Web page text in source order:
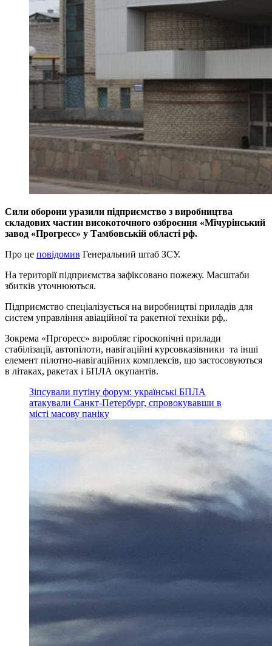
Сили оборони уразили підприємство з виробництва
складових частин високоточного озброєння «Мічурінський
завод «Прогресс» у Тамбовській області рф.
Про це повідомив Генеральний штаб ЗСУ.
На території підприємства зафіксовано пожежу. Масштаби
збитків уточнюються.
Підприємство спеціалізується на виробництві приладів для
систем управління авіаційної та ракетної техніки рф,.
Зокрема «Пргоресс» виробляє гіроскопічні прилади
стабілізації, автопілоти, навігаційні курсовказівники та інші
елемент пілотно-навігаційних комплексів, що застосовуються
в літаках, ракетах і БПЛА окупантів.
Зіпсували путіну форум: українські БПЛА
атакували Санкт-Петербург, спровокувавши в
місті масову паніку